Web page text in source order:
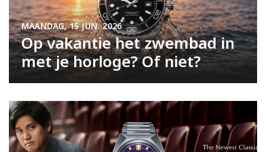
Op vakantie het zwembad in
met je horloge? Of niet?
MAANDAG, 15 JUN. 2026